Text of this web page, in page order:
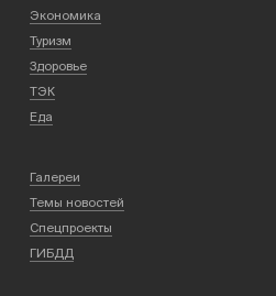
Экономика
Туризм
Здоровье
ТЭК
Еда
Галереи
Темы новостей
Спецпроекты
ГИБДД